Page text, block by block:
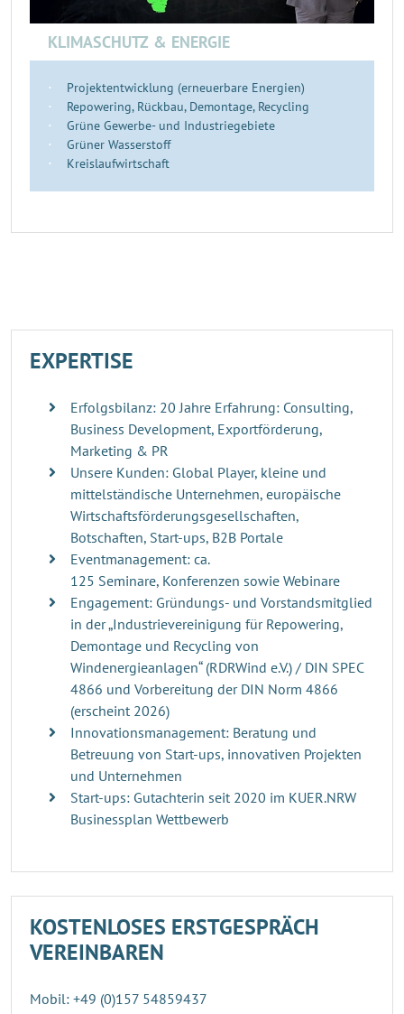
KLIMASCHUTZ & ENERGIE
Projektentwicklung (erneuerbare Energien)
Repowering, Rückbau, Demontage, Recycling
Grüne Gewerbe- und Industriegebiete
Grüner Wasserstoff
Kreislaufwirtschaft
EXPERTISE
Erfolgsbilanz: 20 Jahre Erfahrung: Consulting,
Business Development, Exportförderung,
Marketing & PR
Unsere Kunden: Global Player, kleine und
mittelständische Unternehmen, europäische
Wirtschaftsförderungsgesellschaften,
Botschaften, Start-ups, B2B Portale
Eventmanagement: ca.
125 Seminare, Konferenzen sowie Webinare
Engagement: Gründungs- und Vorstandsmitglied
in der „Industrievereinigung für Repowering,
Demontage und Recycling von
Windenergieanlagen“ (RDRWind e.V.) / DIN SPEC
4866 und Vorbereitung der DIN Norm 4866
(erscheint 2026)
Innovationsmanagement: Beratung und
Betreuung von Start-ups, innovativen Projekten
und Unternehmen
Start-ups: Gutachterin seit 2020 im KUER.NRW
Businessplan Wettbewerb
KOSTENLOSES ERSTGESPRÄCH
VEREINBAREN
Mobil: +49 (0)157 54859437